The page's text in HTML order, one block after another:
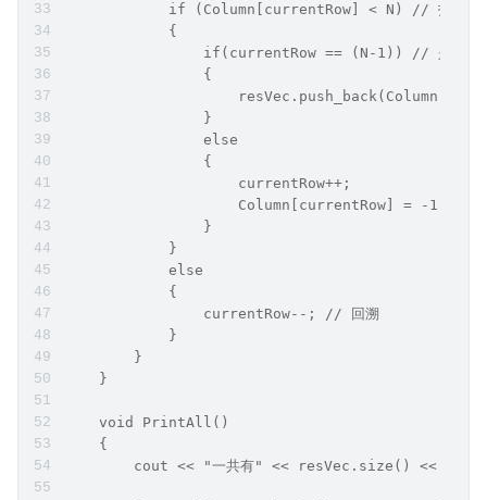
if (Column[currentRow] < N) // 找到一
            {
if(currentRow == (N-1)) // 是一个
                {
                    resVec.push_back(Column);
                }
                else
                {
                    currentRow++;
Column[currentRow] = -1; //
                }
            }
            else
            {
                currentRow--; // 回溯
            }
        }
    }
    void PrintAll()
    {
cout << "一共有" << resVec.size() << "组